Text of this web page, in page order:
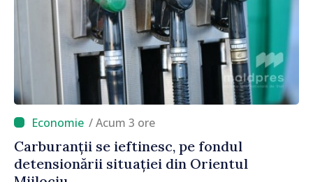
/ Acum 3 ore
Carburanții se ieftinesc, pe fondul
detensionării situației din Orientul